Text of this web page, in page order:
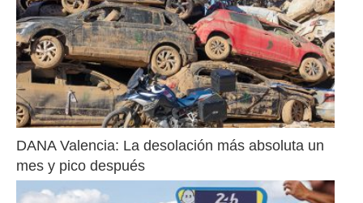
DANA Valencia: La desolación más absoluta un
mes y pico después